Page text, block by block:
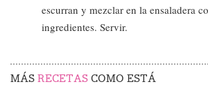
escurran y mezclar en la ensaladera
ingredientes. Servir.
MÁS RECETAS COMO ESTÁ